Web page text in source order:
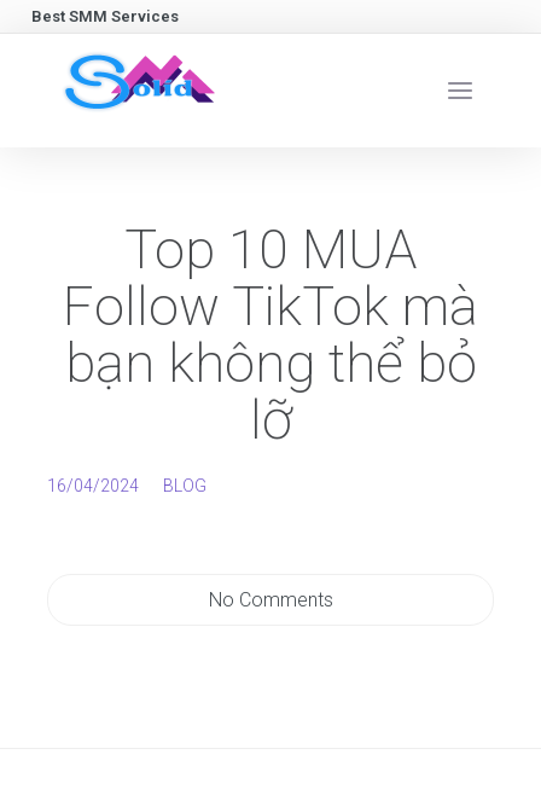
Best SMM Services
Top 10 MUA
Follow TikTok mà
bạn không thể bỏ
lỡ
16/04/2024 BLOG
No Comments